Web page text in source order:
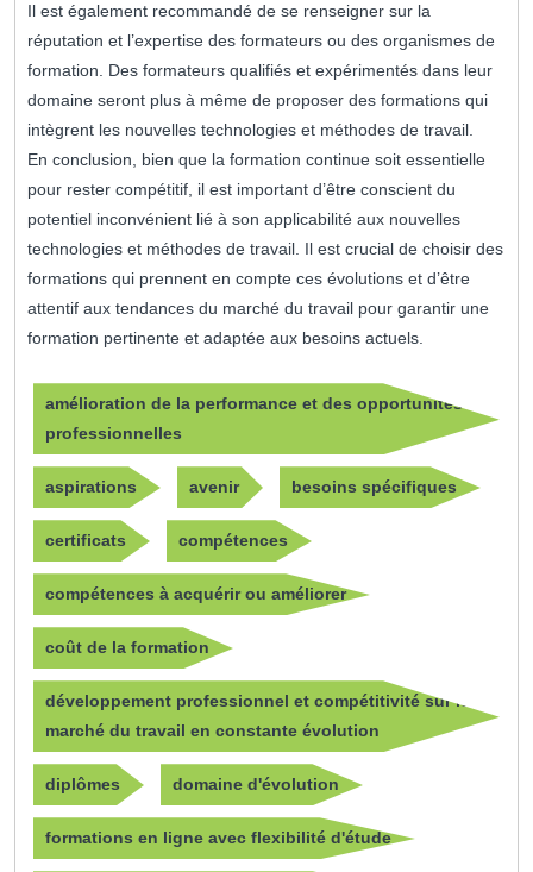
Il est également recommandé de se renseigner sur la
réputation et l’expertise des formateurs ou des organismes de
formation. Des formateurs qualifiés et expérimentés dans leur
domaine seront plus à même de proposer des formations qui
intègrent les nouvelles technologies et méthodes de travail.
En conclusion, bien que la formation continue soit essentielle
pour rester compétitif, il est important d’être conscient du
potentiel inconvénient lié à son applicabilité aux nouvelles
technologies et méthodes de travail. Il est crucial de choisir des
formations qui prennent en compte ces évolutions et d’être
attentif aux tendances du marché du travail pour garantir une
formation pertinente et adaptée aux besoins actuels.
amélioration de la performance et des opportunités
professionnelles
aspirations avenir besoins spécifiques
certificats compétences
compétences à acquérir ou améliorer
coût de la formation
développement professionnel et compétitivité sur le
marché du travail en constante évolution
diplômes domaine d'évolution
formations en ligne avec flexibilité d'étude